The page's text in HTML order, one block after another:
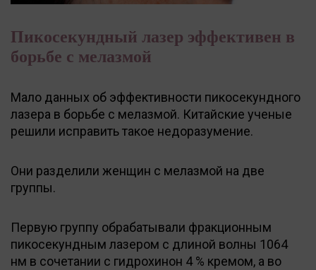
Пикосекундный лазер эффективен в
борьбе с мелазмой
Мало данных об эффективности пикосекундного
лазера в борьбе с мелазмой. Китайские ученые
решили исправить такое недоразумение.
Они разделили женщин с мелазмой на две
группы.
Первую группу обрабатывали фракционным
пикосекундным лазером с длиной волны 1064
нм в сочетании с гидрохинон 4 % кремом, а во